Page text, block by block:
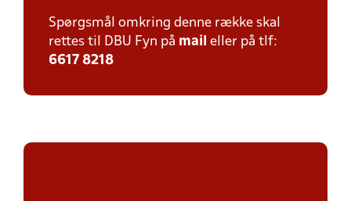
Spørgsmål omkring denne række skal
rettes til DBU Fyn på mail eller på tlf:
6617 8218